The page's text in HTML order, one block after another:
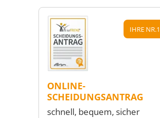
IHRE NR.1
ONLINE-
SCHEIDUNGSANTRAG
schnell, bequem, sicher